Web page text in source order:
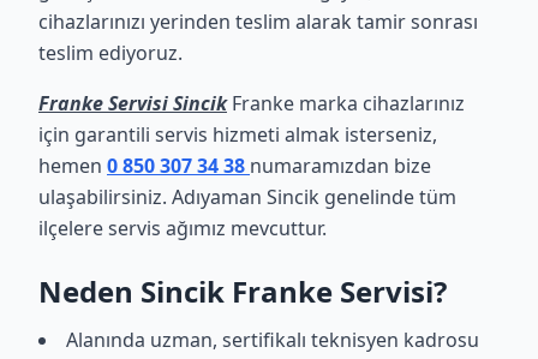
cihazlarınızı yerinden teslim alarak tamir sonrası
teslim ediyoruz.
Franke Servisi SincikFranke marka cihazlarınız
için garantili servis hizmeti almak isterseniz,
hemen 0 850 307 34 38 numaramızdan bize
ulaşabilirsiniz. Adıyaman Sincik genelinde tüm
ilçelere servis ağımız mevcuttur.
Neden Sincik Franke Servisi?
Alanında uzman, sertifikalı teknisyen kadrosu